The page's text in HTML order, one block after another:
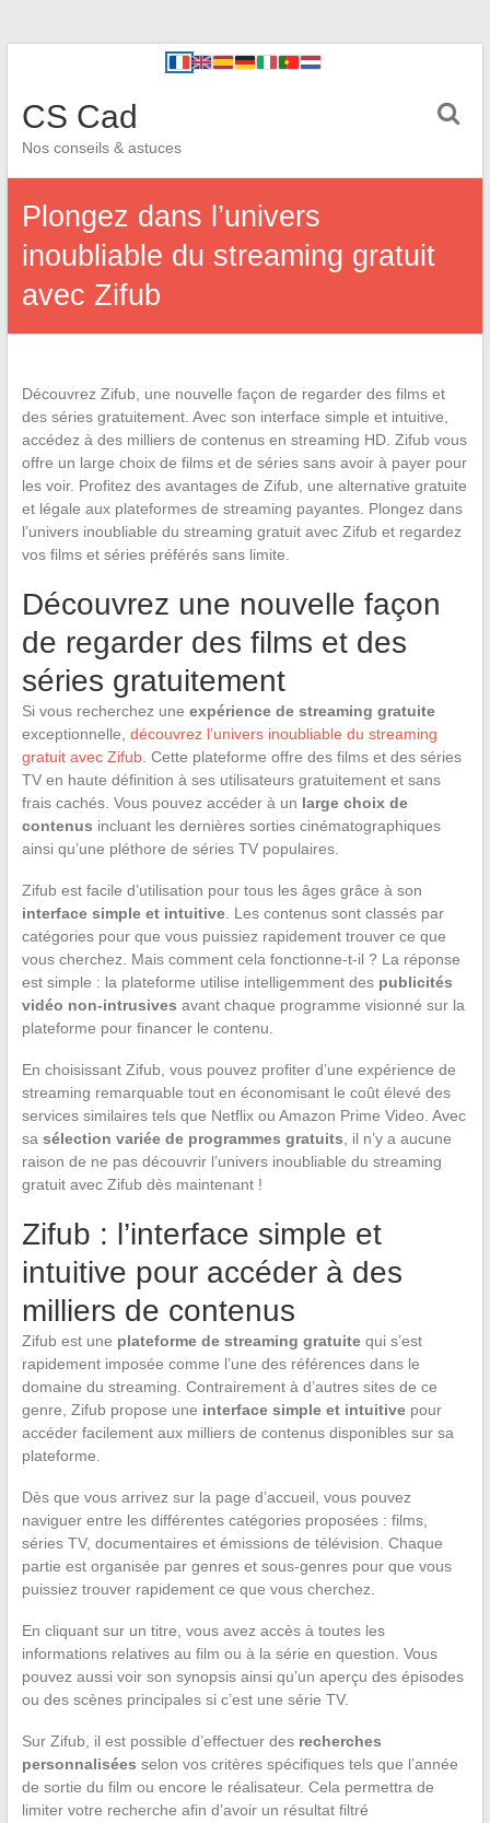
CS Cad
Nos conseils & astuces
Plongez dans l’univers
inoubliable du streaming gratuit
avec Zifub
Découvrez Zifub, une nouvelle façon de regarder des films et
des séries gratuitement. Avec son interface simple et intuitive,
accédez à des milliers de contenus en streaming HD. Zifub vous
offre un large choix de films et de séries sans avoir à payer pour
les voir. Profitez des avantages de Zifub, une alternative gratuite
et légale aux plateformes de streaming payantes. Plongez dans
l’univers inoubliable du streaming gratuit avec Zifub et regardez
vos films et séries préférés sans limite.
Découvrez une nouvelle façon
de regarder des films et des
séries gratuitement
Si vous recherchez une expérience de streaming gratuite
exceptionnelle, découvrez l’univers inoubliable du streaming
gratuit avec Zifub. Cette plateforme offre des films et des séries
TV en haute définition à ses utilisateurs gratuitement et sans
frais cachés. Vous pouvez accéder à un large choix de
contenus incluant les dernières sorties cinématographiques
ainsi qu’une pléthore de séries TV populaires.
Zifub est facile d’utilisation pour tous les âges grâce à son
interface simple et intuitive. Les contenus sont classés par
catégories pour que vous puissiez rapidement trouver ce que
vous cherchez. Mais comment cela fonctionne-t-il ? La réponse
est simple : la plateforme utilise intelligemment des publicités
vidéo non-intrusives avant chaque programme visionné sur la
plateforme pour financer le contenu.
En choisissant Zifub, vous pouvez profiter d’une expérience de
streaming remarquable tout en économisant le coût élevé des
services similaires tels que Netflix ou Amazon Prime Video. Avec
sa sélection variée de programmes gratuits , il n’y a aucune
raison de ne pas découvrir l’univers inoubliable du streaming
gratuit avec Zifub dès maintenant !
Zifub : l’interface simple et
intuitive pour accéder à des
milliers de contenus
Zifub est une plateforme de streaming gratuitequi s’est
rapidement imposée comme l’une des références dans le
domaine du streaming. Contrairement à d’autres sites de ce
genre, Zifub propose une interface simple et intuitivepour
accéder facilement aux milliers de contenus disponibles sur sa
plateforme.
Dès que vous arrivez sur la page d’accueil, vous pouvez
naviguer entre les différentes catégories proposées : films,
séries TV, documentaires et émissions de télévision. Chaque
partie est organisée par genres et sous-genres pour que vous
puissiez trouver rapidement ce que vous cherchez.
En cliquant sur un titre, vous avez accès à toutes les
informations relatives au film ou à la série en question. Vous
pouvez aussi voir son synopsis ainsi qu’un aperçu des épisodes
ou des scènes principales si c’est une série TV.
Sur Zifub, il est possible d’effectuer des recherches
personnalisées selon vos critères spécifiques tels que l’année
de sortie du film ou encore le réalisateur. Cela permettra de
limiter votre recherche afin d’avoir un résultat filtré